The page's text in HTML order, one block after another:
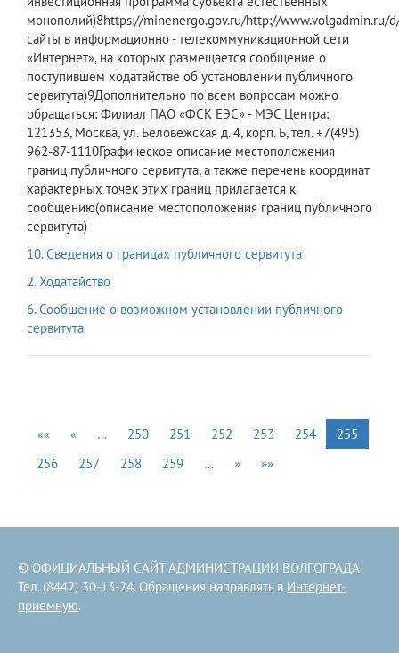
монополий)8https://minenergo.gov.ru/http://www.volgadmin.ru/
сайты в информационно - телекоммуникационной сети
«Интернет», на которых размещается сообщение о
поступившем ходатайстве об установлении публичного
сервитута)9Дополнительно по всем вопросам можно
обращаться: Филиал ПАО «ФСК ЕЭС» - МЭС Центра:
121353, Москва, ул. Беловежская д. 4, корп. Б, тел. +7(495)
962-87-1110Графическое описание местоположения
границ публичного сервитута, а также перечень координат
характерных точек этих границ прилагается к
сообщению(описание местоположения границ публичного
сервитута)
10. Сведения о границах публичного сервитута
2. Ходатайство
6. Сообщение о возможном установлении публичного
сервитута
«« « … 250 251 252 253 254
255
256
257 258 259 … » »»
© ОФИЦИАЛЬНЫЙ САЙТ АДМИНИСТРАЦИИ ВОЛГОГРАДА
Тел. (8442) 30-13-24. Обращения направлять в Интернет-
приемную.